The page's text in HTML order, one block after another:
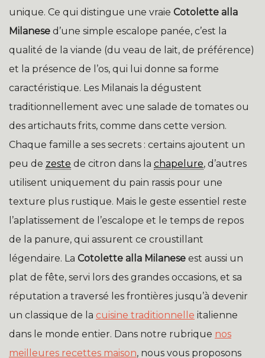
unique. Ce qui distingue une vraie Cotolette alla
Milanese d’une simple escalope panée, c’est la
qualité de la viande (du veau de lait, de préférence)
et la présence de l’os, qui lui donne sa forme
caractéristique. Les Milanais la dégustent
traditionnellement avec une salade de tomates ou
des artichauts frits, comme dans cette version.
Chaque famille a ses secrets : certains ajoutent un
peu de zeste de citron dans la chapelure, d’autres
utilisent uniquement du pain rassis pour une
texture plus rustique. Mais le geste essentiel reste
l’aplatissement de l’escalope et le temps de repos
de la panure, qui assurent ce croustillant
légendaire. La Cotolette alla Milanese est aussi un
plat de fête, servi lors des grandes occasions, et sa
réputation a traversé les frontières jusqu’à devenir
un classique de la cuisine traditionnelle italienne
dans le monde entier. Dans notre rubrique nos
meilleures recettes maison, nous vous proposons